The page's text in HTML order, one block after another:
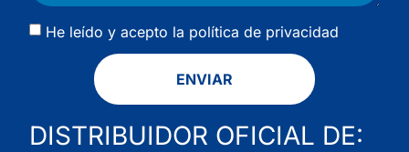
He leído y acepto la política de privacidad
ENVIAR
DISTRIBUIDOR OFICIAL DE: